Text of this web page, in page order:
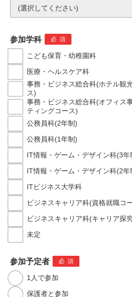
参加学科 必須
こども保育・幼稚園科
医療・ヘルスケア科
事務・ビジネス総合科(ホテル観
ス)
事務・ビジネス総合科(オフィス
ティングコース)
公務員科(2年制)
公務員科(1年制)
IT情報・ゲーム・デザイン科(3年
IT情報・ゲーム・デザイン科(2年
ITビジネス大学科
ビジネスキャリア科(資格就職コ
ビジネスキャリア科(キャリア探
未定
参加予定者 必須
1人で参加
保護者と参加